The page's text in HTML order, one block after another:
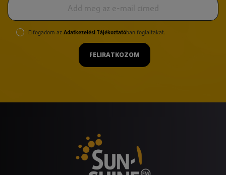
Elfogadom az Adatkezelési Tájékoztatóban foglaltakat.
FELIRATKOZOM